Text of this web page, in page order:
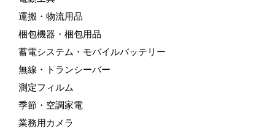
運搬・物流用品
梱包機器・梱包用品
蓄電システム・モバイルバッテリー
無線・トランシーバー
測定フィルム
季節・空調家電
業務用カメラ